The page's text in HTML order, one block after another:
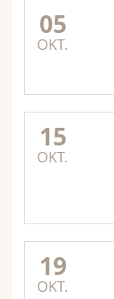
05
OKT.
15
OKT.
19
OKT.